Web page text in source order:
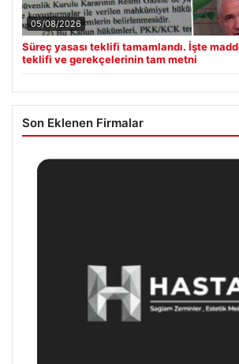
05/08/2026
Süreç yasası teklifi tamamlandı. İşte
teklifi ve gerekçelerinin tam metni
Son Eklenen Firmalar